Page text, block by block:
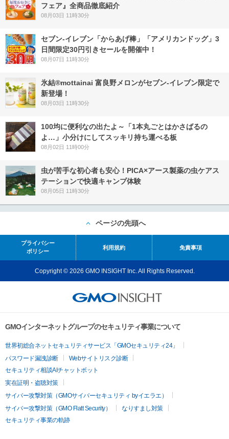
フェア』全商品徹底紹介
08月03日 11時30分
セブン‐イレブン「からあげ棒」「アメリカンドッグ」3
日間限定30円引きセールを開催中！
08月07日 11時30分
氷結®mottainai 富良野メロンがセブン‐イレブン限定で
新登場！
08月03日 11時30分
100均に便利なの出たよ～「1本丸ごとはかさばるの
よ…」小分けにしてスッキリ持ち運べる板
08月02日 11時00分
虫が苦手な初心者も安心！PICA×アース製薬の虫ケアス
テーションで快適キャンプ体験
08月05日 11時30分
ページの先頭へ
プライバシー
ポリシー
利用規約 免責事項
Copyright © 2026 GMO INSIGHT Inc. All Rights Reserved.
GMOインターネットグループのセキュリティ事業について
世界初総合ネットセキュリティサービス「GMOセキュリティ24」
パスワード漏洩診断
Webサイトリスク診断
セキュリティ相談AIチャットボット
実在証明・盗聴対策
サイバー攻撃対策（GMOサイバーセキュリティ byイエラエ）
サイバー攻撃対策（GMO Flatt Security）
なりすまし対策
セキュリティ事業の軌跡